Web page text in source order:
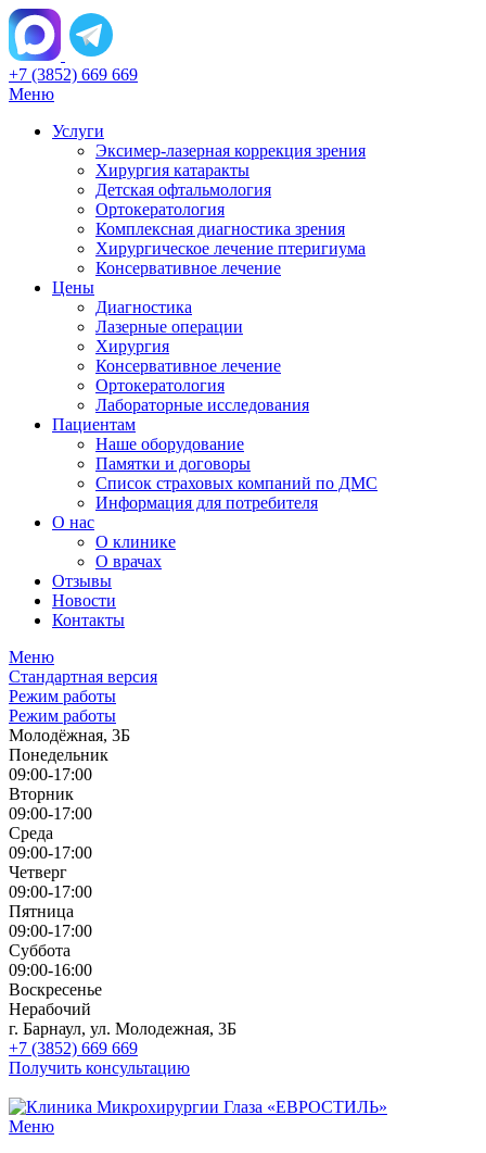
+7 (3852) 669 669
Меню
Услуги
Эксимер-лазерная коррекция зрения
Хирургия катаракты
Детская офтальмология
Ортокератология
Комплексная диагностика зрения
Хирургическое лечение птеригиума
Консервативное лечение
Цены
Диагностика
Лазерные операции
Хирургия
Консервативное лечение
Ортокератология
Лабораторные исследования
Пациентам
Наше оборудование
Памятки и договоры
Список страховых компаний по ДМС
Информация для потребителя
О нас
О клинике
О врачах
Отзывы
Новости
Контакты
Меню
Стандартная версия
Режим работы
Режим работы
Молодёжная, 3Б
Понедельник
09:00-17:00
Вторник
09:00-17:00
Среда
09:00-17:00
Четверг
09:00-17:00
Пятница
09:00-17:00
Суббота
09:00-16:00
Воскресенье
Нерабочий
г. Барнаул, ул. Молодежная, 3Б
+7 (3852) 669 669
Получить консультацию
Меню